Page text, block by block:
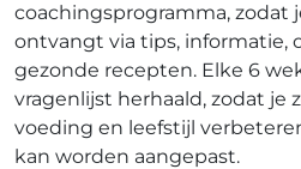
coachingsprogramma, zodat
ontvangt via tips, informatie,
gezonde recepten. Elke 6
vragenlijst herhaald, zodat je
voeding en leefstijl
kan worden aangepast.